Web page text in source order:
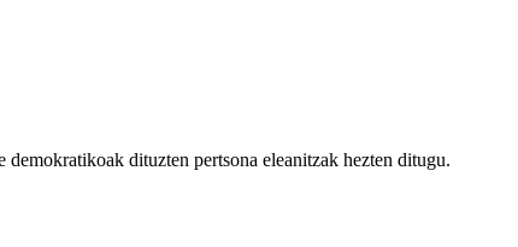
dituzten pertsona eleanitzak hezten ditugu.